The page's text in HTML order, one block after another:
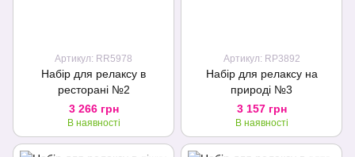
Артикул: RR5978
Набір для релаксу в
ресторані №2
3 266 грн
В наявності
Артикул: RP3892
Набір для релаксу на
природі №3
3 157 грн
В наявності